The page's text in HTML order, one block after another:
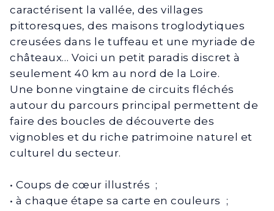
caractérisent la vallée, des villages
pittoresques, des maisons troglodytiques
creusées dans le tuffeau et une myriade de
châteaux… Voici un petit paradis discret à
seulement 40 km au nord de la Loire.
Une bonne vingtaine de circuits fléchés
autour du parcours principal permettent de
faire des boucles de découverte des
vignobles et du riche patrimoine naturel et
culturel du secteur.
• Coups de cœur illustrés ;
• à chaque étape sa carte en couleurs ;